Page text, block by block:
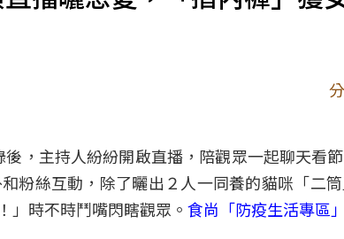
，主持人紛紛開啟直播，陪觀眾一起聊天看
粉絲互動，除了曬出２人一同養的貓咪「二
」時不時鬥嘴閃瞎觀眾。 食尚「防疫生活專區